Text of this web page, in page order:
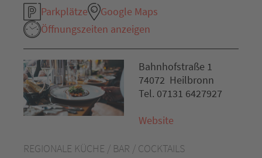
Parkplätze
Google Maps
Öffnungszeiten anzeigen
REGIONALE KÜCHE / BAR / COCKTAILS
Bahnhofstraße 1
74072 Heilbronn
Tel. 07131 6427927
Website